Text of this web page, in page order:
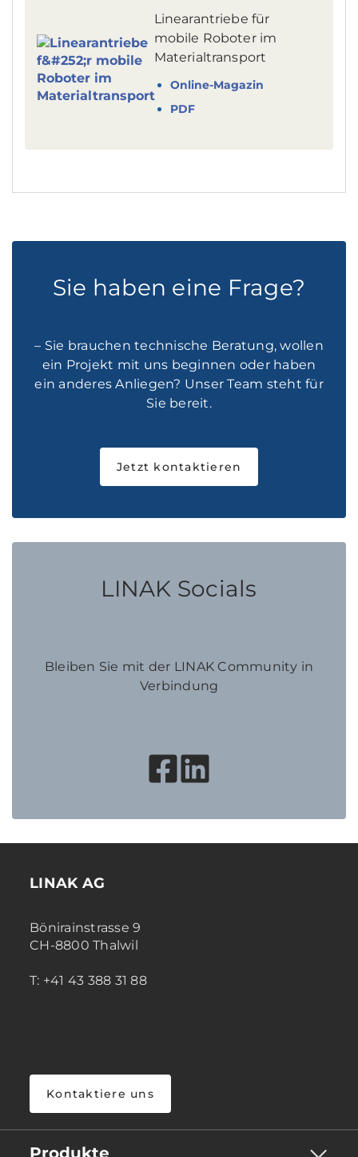
Linearantriebe für
mobile Roboter im
Materialtransport
Online-Magazin
PDF
Sie haben eine Frage?
– Sie brauchen technische Beratung, wollen
ein Projekt mit uns beginnen oder haben
ein anderes Anliegen? Unser Team steht für
Sie bereit.
Jetzt kontaktieren
LINAK Socials
Bleiben Sie mit der LINAK Community in
Verbindung
LINAK AG
Bönirainstrasse 9
CH-8800 Thalwil
T: +41 43 388 31 88
Kontaktiere uns
Produkte